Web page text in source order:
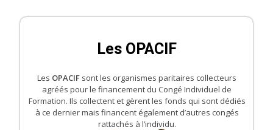
Les OPACIF
Les OPACIF sont les organismes paritaires collecteurs
agréés pour le financement du Congé Individuel de
Formation. Ils collectent et gèrent les fonds qui sont dédiés
à ce dernier mais financent également d’autres congés
rattachés à l’individu.